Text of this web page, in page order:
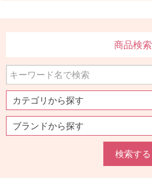
商品検索
検索する